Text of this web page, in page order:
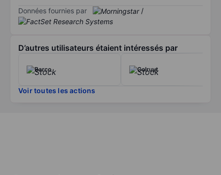
Données fournies par /
D’autres utilisateurs étaient intéressés par
Barco Colruyt
Voir toutes les actions